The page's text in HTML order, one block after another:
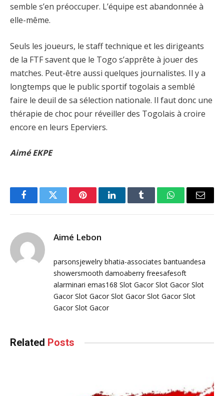
semble s’en préoccuper. L’équipe est abandonnée à
elle-même.
Seuls les joueurs, le staff technique et les dirigeants
de la FTF savent que le Togo s’apprête à jouer des
matches. Peut-être aussi quelques journalistes. Il y a
longtemps que le public sportif togolais a semblé
faire le deuil de sa sélection nationale. Il faut donc une
thérapie de choc pour réveiller des Togolais à croire
encore en leurs Eperviers.
Aimé EKPE
FacebookTwitter PinterestLinkedInTumblr WhatsAppEmail
Aimé Lebon
parsonsjewelry bhatia-associates bantuandesa
showersmooth damoaberry freesafesoft
alarminari emas168 Slot Gacor Slot Gacor Slot
Gacor Slot Gacor Slot Gacor Slot Gacor Slot
Gacor Slot Gacor
Related Posts